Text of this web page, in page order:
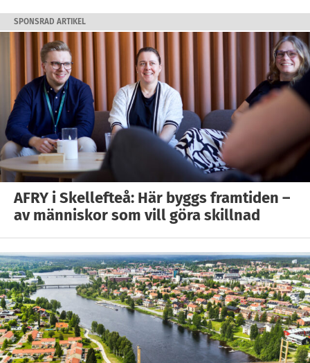
SPONSRAD ARTIKEL
AFRY i Skellefteå: Här byggs framtiden –
av människor som vill göra skillnad